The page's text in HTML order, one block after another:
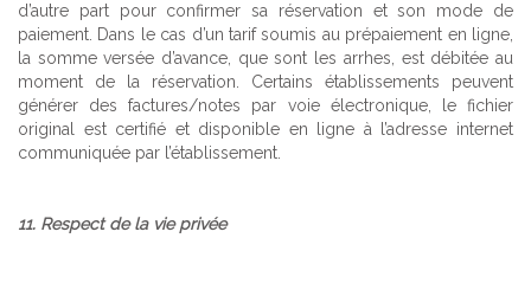
d’autre part pour confirmer sa réservation et son mode de
paiement. Dans le cas d’un tarif soumis au prépaiement en ligne,
la somme versée d’avance, que sont les arrhes, est débitée au
moment de la réservation. Certains établissements peuvent
générer des factures/notes par voie électronique, le fichier
original est certifié et disponible en ligne à l’adresse internet
communiquée par l’établissement.
11. Respect de la vie privée